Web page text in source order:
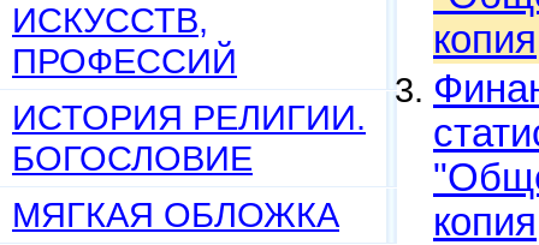
ИСКУССТВ,
ПРОФЕССИЙ
ИСТОРИЯ РЕЛИГИИ.
БОГОСЛОВИЕ
МЯГКАЯ ОБЛОЖКА
копия
копия